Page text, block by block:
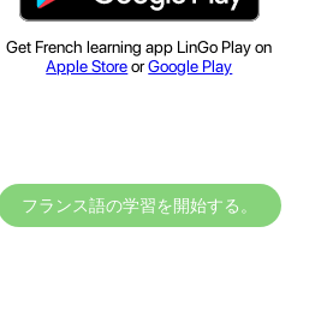
Get French learning app LinGo Play on
Apple StoreorGoogle Play
フランス語の学習を開始する。